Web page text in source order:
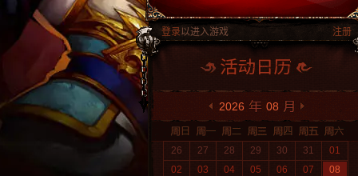
登录以进入游戏 注册
2026 08
26 27 28 29 30 31
01
02
03 04 05 06 07
08